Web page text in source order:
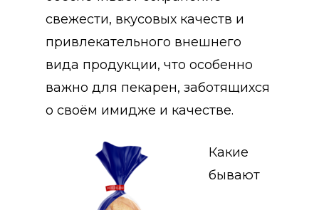
свежести, вкусовых качеств и
привлекательного внешнего
вида продукции, что особенно
важно для пекарен, заботящихся
о своём имидже и качестве.
Какие
бывают